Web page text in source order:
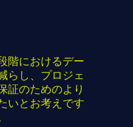
階におけるデー
らし、プロジェ
証のためのより
いとお考えです